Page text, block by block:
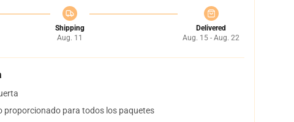
Shipping
Aug. 11
Delivered
Aug. 15 - Aug. 22
proporcionado para todos los paquetes